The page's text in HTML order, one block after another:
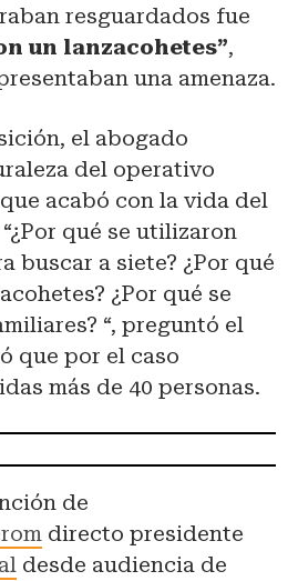
resguardados fue
un lanzacohetes”,
una amenaza.
el abogado
del operativo
acabó con la vida del
qué se utilizaron
buscar a siete? ¿Por qué
¿Por qué se
“, preguntó el
que por el caso
más de 40 personas.
de
directo presidente
desde audiencia de